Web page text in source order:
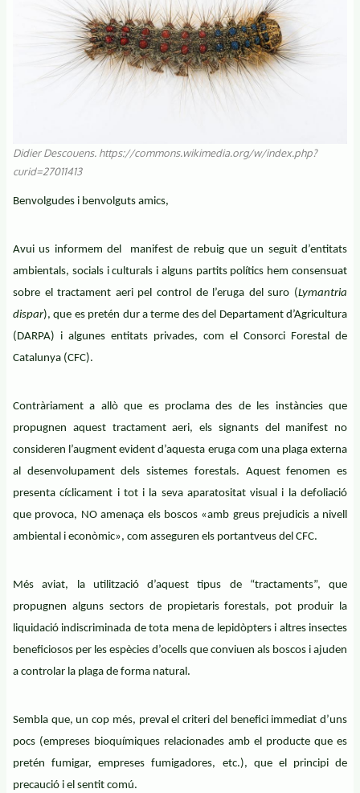
Didier Descouens. https://commons.wikimedia.org/w/index.php?
curid=27011413
Benvolgudes i benvolguts amics,
Avui us informem del manifest de rebuig que un seguit d’entitats
ambientals, socials i culturals i alguns partits polítics hem consensuat
sobre el tractament aeri pel control de l’eruga del suro (Lymantria
dispar), que es pretén dur a terme des del Departament d’Agricultura
(DARPA) i algunes entitats privades, com el Consorci Forestal de
Catalunya (CFC).
Contràriament a allò que es proclama des de les instàncies que
propugnen aquest tractament aeri, els signants del manifest no
consideren l’augment evident d’aquesta eruga com una plaga externa
al desenvolupament dels sistemes forestals. Aquest fenomen es
presenta cíclicament i tot i la seva aparatositat visual i la defoliació
que provoca, NO amenaça els boscos «amb greus prejudicis a nivell
ambiental i econòmic», com asseguren els portantveus del CFC.
Més aviat, la utilització d’aquest tipus de “tractaments”, que
propugnen alguns sectors de propietaris forestals, pot produir la
liquidació indiscriminada de tota mena de lepidòpters i altres insectes
beneficiosos per les espècies d’ocells que conviuen als boscos i ajuden
a controlar la plaga de forma natural.
Sembla que, un cop més, preval el criteri del benefici immediat d’uns
pocs (empreses bioquímiques relacionades amb el producte que es
pretén fumigar, empreses fumigadores, etc.), que el principi de
precaució i el sentit comú.